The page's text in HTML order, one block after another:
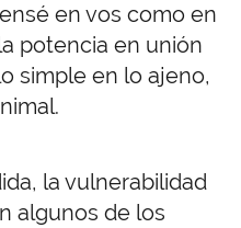
en vos como en
potencia en unión
simple en lo ajeno,
la vulnerabilidad
algunos de los